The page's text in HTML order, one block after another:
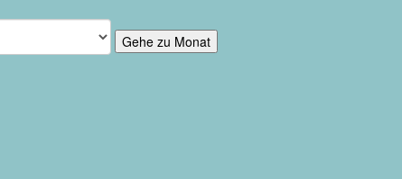
Gehe zu Monat